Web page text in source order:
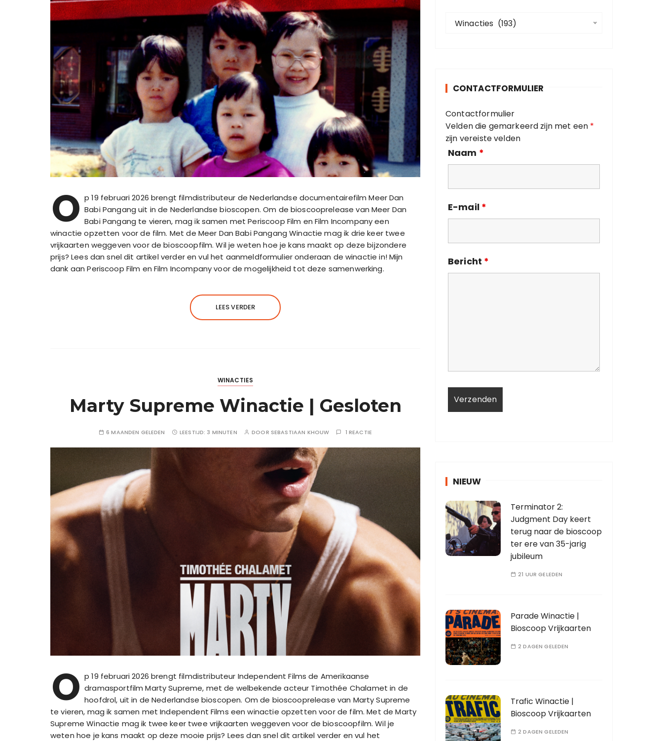
O p 19 februari 2026 brengt filmdistributeur de Nederlandse documentairefilm Meer Dan
Babi Pangang uit in de Nederlandse bioscopen. Om de bioscooprelease van Meer Dan
Babi Pangang te vieren, mag ik samen met Periscoop Film en Film Incompany een
winactie opzetten voor de film. Met de Meer Dan Babi Pangang Winactie mag ik drie keer twee
vrijkaarten weggeven voor de bioscoopfilm. Wil je weten hoe je kans maakt op deze bijzondere
prijs? Lees dan snel dit artikel verder en vul het aanmeldformulier onderaan de winactie in! Mijn
dank aan Periscoop Film en Film Incompany voor de mogelijkheid tot deze samenwerking.
LEES VERDER
WINACTIES
Marty Supreme Winactie | Gesloten
6 MAANDEN GELEDEN LEESTIJD: 3 MINUTEN DOOR SEBASTIAAN KHOUW 1 REACTIE
O p 19 februari 2026 brengt filmdistributeur Independent Films de Amerikaanse
dramasportfilm Marty Supreme, met de welbekende acteur Timothée Chalamet in de
hoofdrol, uit in de Nederlandse bioscopen. Om de bioscooprelease van Marty Supreme
te vieren, mag ik samen met Independent Films een winactie opzetten voor de film. Met de Marty
Supreme Winactie mag ik twee keer twee vrijkaarten weggeven voor de bioscoopfilm. Wil je
weten hoe je kans maakt op deze mooie prijs? Lees dan snel dit artikel verder en vul het
r
e
ë
n
Winacties  (193)
CONTACTFORMULIER
Contactformulier
Velden die gemarkeerd zijn met een *
zijn vereiste velden
Naam *
E-mail *
Bericht *
NIEUW
Terminator 2:
Judgment Day keert
terug naar de bioscoop
ter ere van 35-jarig
jubileum
21 UUR GELEDEN
Parade Winactie |
Bioscoop Vrijkaarten
2 DAGEN GELEDEN
Trafic Winactie |
Bioscoop Vrijkaarten
2 DAGEN GELEDEN